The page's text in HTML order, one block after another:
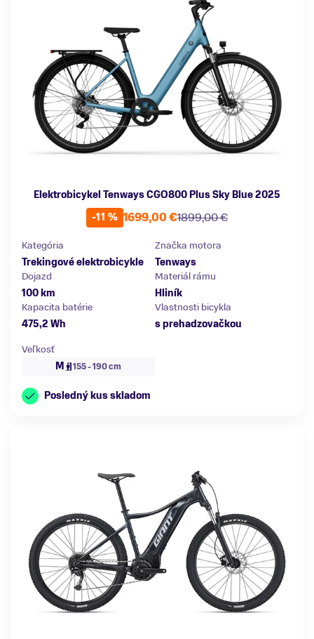
Elektrobicykel Tenways CGO800 Plus Sky Blue 2025
-11 %
1899,00 €
1699,00 €
Kategória
Trekingové elektrobicykle
Značka motora
Tenways
Dojazd
100 km
Materiál rámu
Hliník
Kapacita batérie
475,2 Wh
Vlastnosti bicykla
s prehadzovačkou
Veľkosť
M
155 - 190 cm
Posledný kus skladom